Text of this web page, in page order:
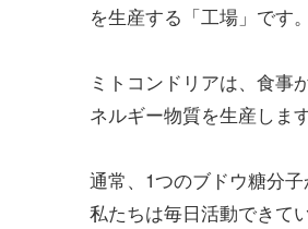
を生産する「工場」です。
ミトコンドリアは、食事
ネルギー物質を生産しま
通常、1つのブドウ糖分
私たちは毎日活動できて